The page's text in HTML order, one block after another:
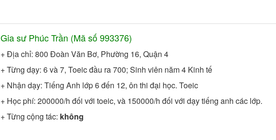
Gia sư Phúc Trần (Mã số993376)
+ Địa chỉ: 800 Đoàn Văn Bơ, Phường 16, Quận 4
+ Từng dạy: 6 và 7, Toeic đầu ra 700;Sinh viên năm 4 Kinh tế
+ Nhận dạy: Tiếng Anh lớp 6 đến 12, ôn thi đại học. Toeic
+ Học phí: 200000/h đối với toeic, và 150000/h đối với dạy tiếng anh các lớp.
+ Từng cộng tác: không